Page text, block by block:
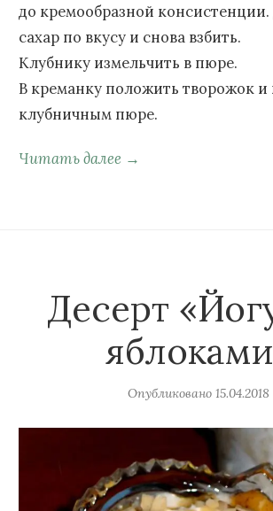
до кремообразной консистенции.
сахар по вкусу и снова взбить.
Клубнику измельчить в пюре.
В креманку положить творожок и
клубничным пюре.
Читать далее →
Десерт
Опубликовано 15.04.2018